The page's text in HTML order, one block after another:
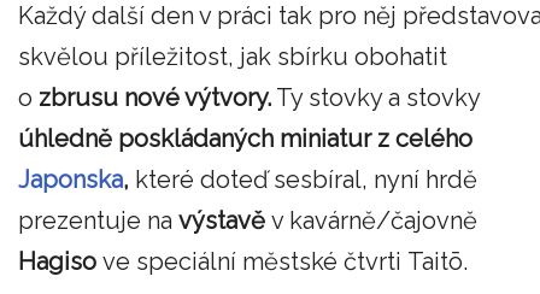
Každý další den v práci tak pro něj
skvělou příležitost, jak sbírku obohatit
o zbrusu nové výtvory. Ty stovky a stovky
úhledně poskládaných miniatur z celého
Japonska, které doteď sesbíral, nyní hrdě
prezentuje na výstavě v kavárně/čajovně
Hagiso ve speciální městské čtvrti Taitō.